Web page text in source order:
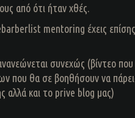
από ότι ήταν χθές.
mentoring έχεις
συνεχώς (βίντεο
που θα σε βοηθήσουν να
αλλά και το prive blog μας)